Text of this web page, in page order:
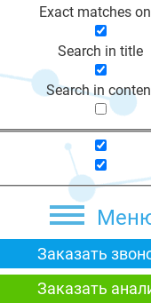
Exact matches
Search in title
Search in
Заказать
Заказать